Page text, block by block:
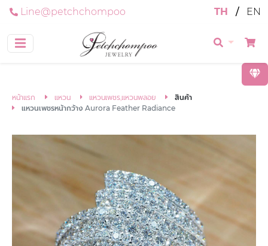
Line@petchchompoo TH / EN
หน้าแรก แหวน แหวนเพชร,แหวนพลอย
สินค้า
แหวนเพชรหน้ากว้าง Aurora Feather Radiance